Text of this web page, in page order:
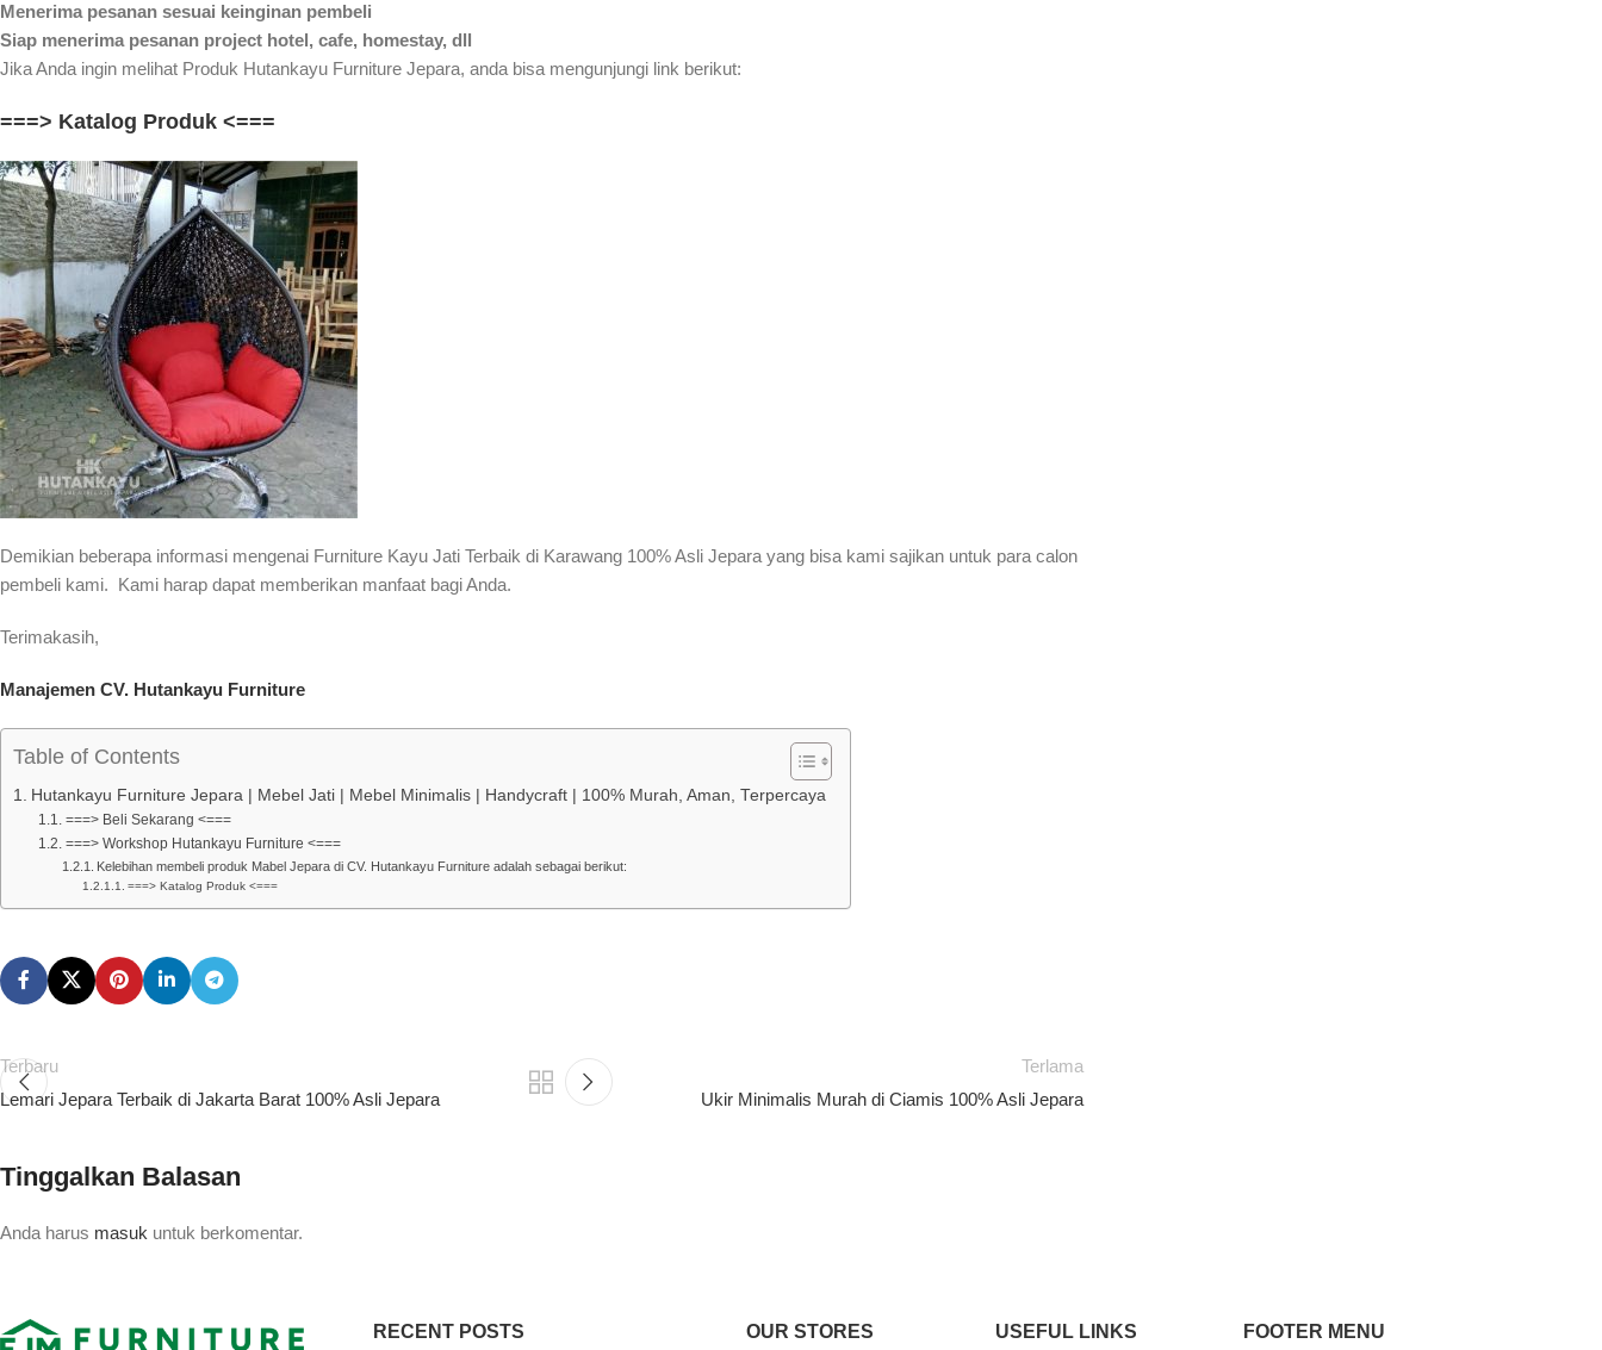
Menerima pesanan sesuai keinginan pembeli
Siap menerima pesanan project hotel, cafe, homestay, dll
Jika Anda ingin melihat Produk Hutankayu Furniture Jepara, anda bisa mengunjungi link berikut:
===> Katalog Produk <===
Demikian beberapa informasi mengenai Furniture Kayu Jati Terbaik di Karawang 100% Asli Jepara yang bisa kami sajikan untuk para calon
pembeli kami. Kami harap dapat memberikan manfaat bagi Anda.
Terimakasih,
Manajemen CV. Hutankayu Furniture
Table of Contents
Hutankayu Furniture Jepara | Mebel Jati | Mebel Minimalis | Handycraft | 100% Murah, Aman, Terpercaya
===> Beli Sekarang <===
===> Workshop Hutankayu Furniture <===
Kelebihan membeli produk Mabel Jepara di CV. Hutankayu Furniture adalah sebagai berikut:
===> Katalog Produk <===
Terbaru
Lemari Jepara Terbaik di Jakarta Barat 100% Asli Jepara
Terlama
Ukir Minimalis Murah di Ciamis 100% Asli Jepara
Tinggalkan Balasan
Anda harus masuk untuk berkomentar.
RECENT POSTS OUR STORES USEFUL LINKS FOOTER MENU